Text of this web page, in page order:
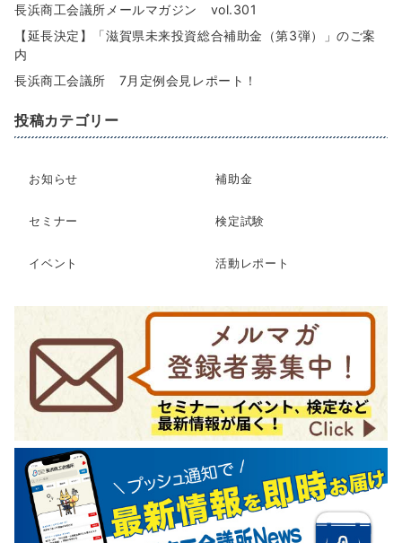
長浜商工会議所メールマガジン vol.301
【延長決定】「滋賀県未来投資総合補助金（第3弾）」のご案
内
長浜商工会議所 7月定例会見レポート！
投稿カテゴリー
お知らせ 補助金
セミナー 検定試験
イベント 活動レポート